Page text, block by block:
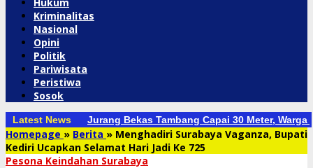
Kriminalitas
Nasional
Opini
Politik
Pariwisata
Peristiwa
Sosok
Latest News Jurang Bekas Tambang Capai 30 Meter,
Homepage » Berita » Menghadiri Surabaya Vaganza, Bupati
Kediri Ucapkan Selamat Hari Jadi Ke 725
Pesona Keindahan Surabaya